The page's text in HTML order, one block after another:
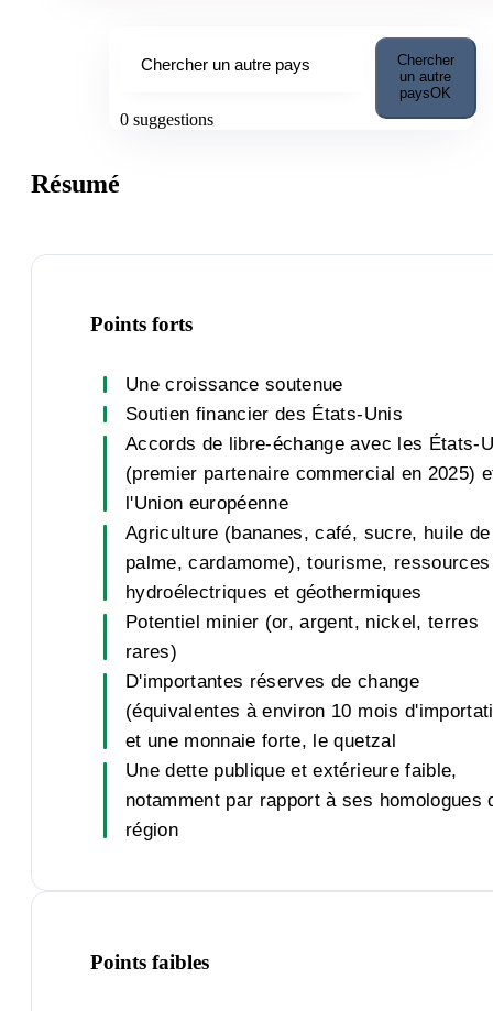
Chercher un autre pays
0suggestions
Chercher
un autre
paysOK
Résumé
Points forts
Une croissance soutenue
Soutien financier des États-Unis
Accords de libre-échange avec les États-
(premier partenaire commercial en 2025)
l'Union européenne
Agriculture (bananes, café, sucre, huile de
palme, cardamome), tourisme, ressources
hydroélectriques et géothermiques
Potentiel minier (or, argent, nickel, terres
rares)
D'importantes réserves de change
(équivalentes à environ 10 mois
et une monnaie forte, le quetzal
Une dette publique et extérieure faible,
notamment par rapport à ses homologues
région
Points faibles